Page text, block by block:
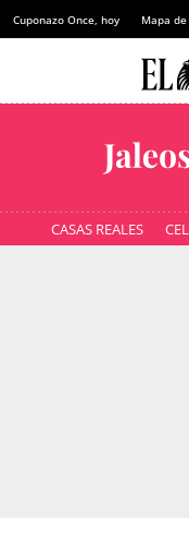
Cuponazo Once, hoy Mapa
CASAS REALES